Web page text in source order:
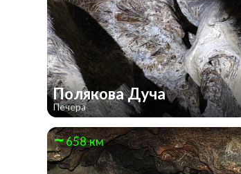
Полякова Дуча
Печера
658 км